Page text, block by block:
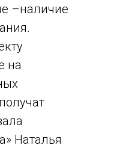
–наличие
на
Наталья